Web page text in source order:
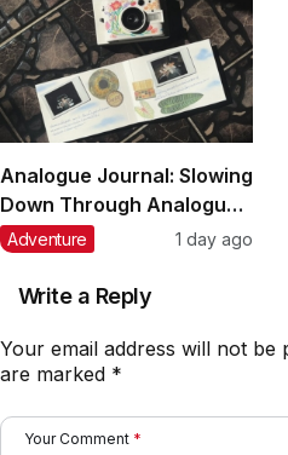
Analogue Journal: Slowing
Down Through Analogue
Art with Lin (linnpingg__)
Adventure 1 day ago
Write a Reply
Your email address will not be
are marked *
Your Comment *